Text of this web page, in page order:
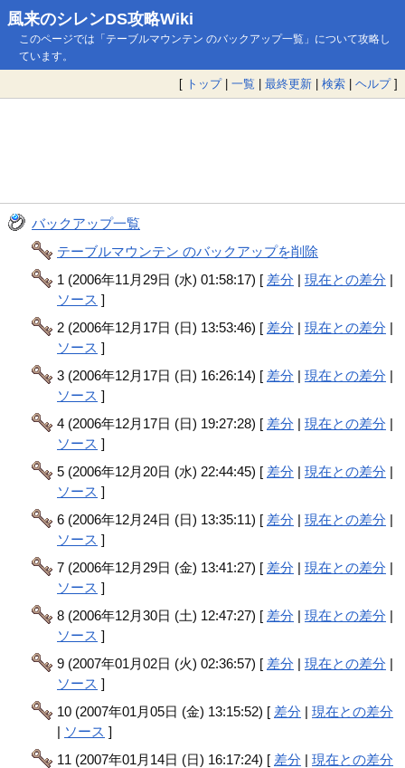
風来のシレンDS攻略Wiki
このページでは「テーブルマウンテン のバックアップ一覧」について攻略し
ています。
[ トップ| 一覧 | 最終更新 | 検索 | ヘルプ]
バックアップ一覧
テーブルマウンテン のバックアップを削除
1 (2006年11月29日 (水) 01:58:17) [ 差分 |現在との差分 |
ソース ]
2 (2006年12月17日 (日) 13:53:46) [ 差分 |現在との差分 |
ソース ]
3 (2006年12月17日 (日) 16:26:14) [ 差分 |現在との差分 |
ソース ]
4 (2006年12月17日 (日) 19:27:28) [ 差分 |現在との差分 |
ソース ]
5 (2006年12月20日 (水) 22:44:45) [ 差分 |現在との差分 |
ソース ]
6 (2006年12月24日 (日) 13:35:11) [ 差分 |現在との差分 |
ソース ]
7 (2006年12月29日 (金) 13:41:27) [ 差分 |現在との差分 |
ソース ]
8 (2006年12月30日 (土) 12:47:27) [ 差分 |現在との差分 |
ソース ]
9 (2007年01月02日 (火) 02:36:57) [ 差分 |現在との差分 |
ソース ]
10 (2007年01月05日 (金) 13:15:52) [ 差分 |現在との差分
| ソース ]
11 (2007年01月14日 (日) 16:17:24) [ 差分 |現在との差分